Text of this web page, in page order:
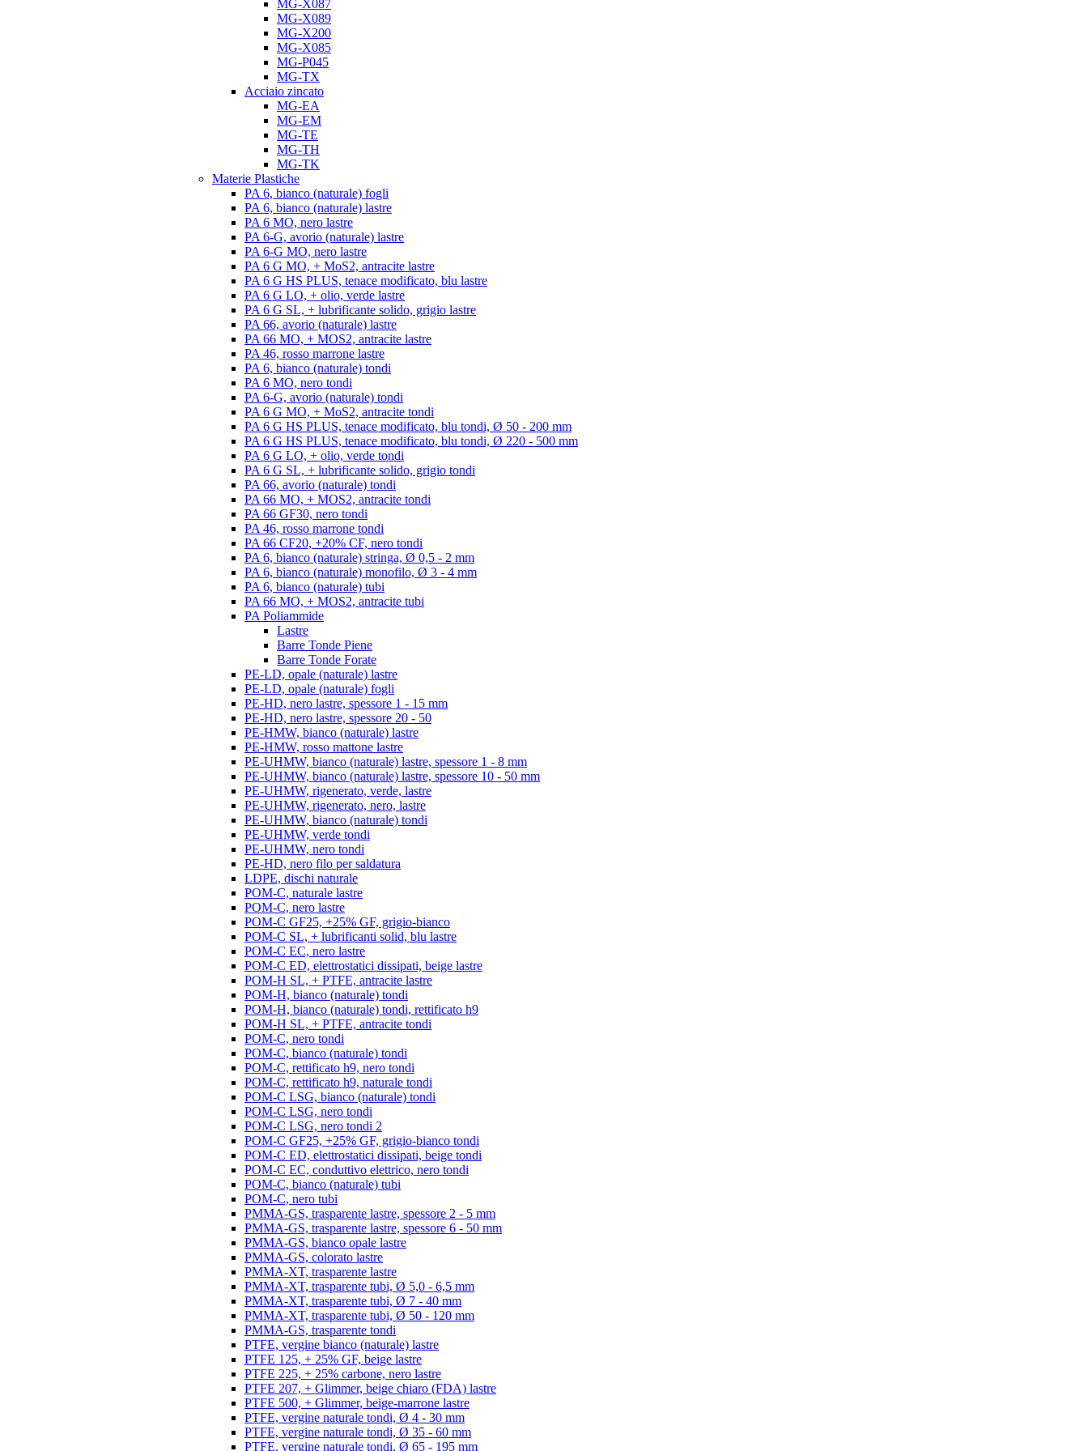
MG-X087
MG-X089
MG-X200
MG-X085
MG-P045
MG-TX
Acciaio zincato
MG-EA
MG-EM
MG-TE
MG-TH
MG-TK
Materie Plastiche
PA 6, bianco (naturale) fogli
PA 6, bianco (naturale) lastre
PA 6 MO, nero lastre
PA 6-G, avorio (naturale) lastre
PA 6-G MO, nero lastre
PA 6 G MO, + MoS2, antracite lastre
PA 6 G HS PLUS, tenace modificato, blu lastre
PA 6 G LO, + olio, verde lastre
PA 6 G SL, + lubrificante solido, grigio lastre
PA 66, avorio (naturale) lastre
PA 66 MO, + MOS2, antracite lastre
PA 46, rosso marrone lastre
PA 6, bianco (naturale) tondi
PA 6 MO, nero tondi
PA 6-G, avorio (naturale) tondi
PA 6 G MO, + MoS2, antracite tondi
PA 6 G HS PLUS, tenace modificato, blu tondi, Ø 50 - 200 mm
PA 6 G HS PLUS, tenace modificato, blu tondi, Ø 220 - 500 mm
PA 6 G LO, + olio, verde tondi
PA 6 G SL, + lubrificante solido, grigio tondi
PA 66, avorio (naturale) tondi
PA 66 MO, + MOS2, antracite tondi
PA 66 GF30, nero tondi
PA 46, rosso marrone tondi
PA 66 CF20, +20% CF, nero tondi
PA 6, bianco (naturale) stringa, Ø 0,5 - 2 mm
PA 6, bianco (naturale) monofilo, Ø 3 - 4 mm
PA 6, bianco (naturale) tubi
PA 66 MO, + MOS2, antracite tubi
PA Poliammide
Lastre
Barre Tonde Piene
Barre Tonde Forate
PE-LD, opale (naturale) lastre
PE-LD, opale (naturale) fogli
PE-HD, nero lastre, spessore 1 - 15 mm
PE-HD, nero lastre, spessore 20 - 50
PE-HMW, bianco (naturale) lastre
PE-HMW, rosso mattone lastre
PE-UHMW, bianco (naturale) lastre, spessore 1 - 8 mm
PE-UHMW, bianco (naturale) lastre, spessore 10 - 50 mm
PE-UHMW, rigenerato, verde, lastre
PE-UHMW, rigenerato, nero, lastre
PE-UHMW, bianco (naturale) tondi
PE-UHMW, verde tondi
PE-UHMW, nero tondi
PE-HD, nero filo per saldatura
LDPE, dischi naturale
POM-C, naturale lastre
POM-C, nero lastre
POM-C GF25, +25% GF, grigio-bianco
POM-C SL, + lubrificanti solid, blu lastre
POM-C EC, nero lastre
POM-C ED, elettrostatici dissipati, beige lastre
POM-H SL, + PTFE, antracite lastre
POM-H, bianco (naturale) tondi
POM-H, bianco (naturale) tondi, rettificato h9
POM-H SL, + PTFE, antracite tondi
POM-C, nero tondi
POM-C, bianco (naturale) tondi
POM-C, rettificato h9, nero tondi
POM-C, rettificato h9, naturale tondi
POM-C LSG, bianco (naturale) tondi
POM-C LSG, nero tondi
POM-C LSG, nero tondi 2
POM-C GF25, +25% GF, grigio-bianco tondi
POM-C ED, elettrostatici dissipati, beige tondi
POM-C EC, conduttivo elettrico, nero tondi
POM-C, bianco (naturale) tubi
POM-C, nero tubi
PMMA-GS, trasparente lastre, spessore 2 - 5 mm
PMMA-GS, trasparente lastre, spessore 6 - 50 mm
PMMA-GS, bianco opale lastre
PMMA-GS, colorato lastre
PMMA-XT, trasparente lastre
PMMA-XT, trasparente tubi, Ø 5,0 - 6,5 mm
PMMA-XT, trasparente tubi, Ø 7 - 40 mm
PMMA-XT, trasparente tubi, Ø 50 - 120 mm
PMMA-GS, trasparente tondi
PTFE, vergine bianco (naturale) lastre
PTFE 125, + 25% GF, beige lastre
PTFE 225, + 25% carbone, nero lastre
PTFE 207, + Glimmer, beige chiaro (FDA) lastre
PTFE 500, + Glimmer, beige-marrone lastre
PTFE, vergine naturale tondi, Ø 4 - 30 mm
PTFE, vergine naturale tondi, Ø 35 - 60 mm
PTFE, vergine naturale tondi, Ø 65 - 195 mm